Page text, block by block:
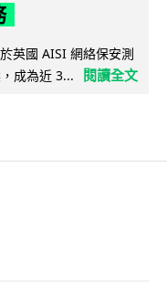
英國 AISI 網絡保安測
成為近 3...
閱讀全文